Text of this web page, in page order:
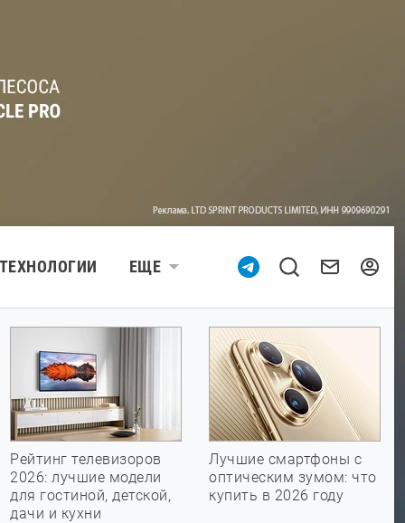
ЕЩЕ
Рейтинг телевизоров
2026: лучшие модели
для гостиной, детской,
дачи и кухни
Лучшие смартфоны с
оптическим зумом: что
купить в 2026 году